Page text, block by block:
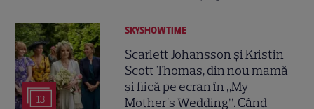
13
SKYSHOWTIME
Scarlett Johansson și Kristin
Scott Thomas, din nou mamă
și fiică pe ecran în „My
Mother's Wedding”. Când